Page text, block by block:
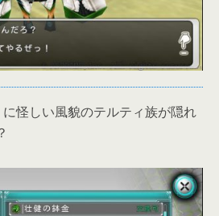
に怪しい風貌のテルティ族が隠れ